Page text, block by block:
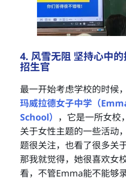
4. 风雪无阻 坚持心中
招生官
最一开始考虑学校的时候
玛威拉德女子中学（
School）
，它是一所女校
关于女性主题的一些活动
题很关注，也看了很多关
那我就觉得，她很喜欢女
看，不管Emma能不能够